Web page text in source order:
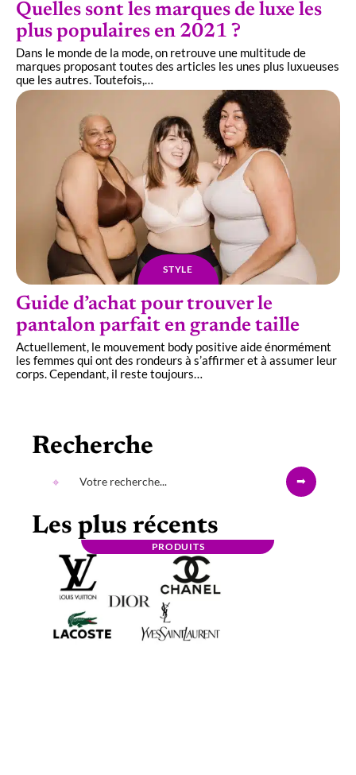
Quelles sont les marques de luxe les
plus populaires en 2021 ?
Dans le monde de la mode, on retrouve une multitude de
marques proposant toutes des articles les unes plus luxueuses
que les autres. Toutefois,…
STYLE
Guide d’achat pour trouver le
pantalon parfait en grande taille
Actuellement, le mouvement body positive aide énormément
les femmes qui ont des rondeurs à s’affirmer et à assumer leur
corps. Cependant, il reste toujours
Recherche
Les plus récents
PRODUITS